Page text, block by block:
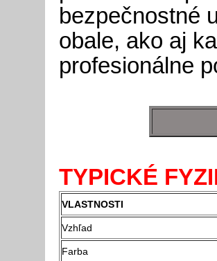
bezpečnostné
obale, ako aj
profesionálne
TYPICKÉ
VLASTNOSTI
Vzhľad
Farba